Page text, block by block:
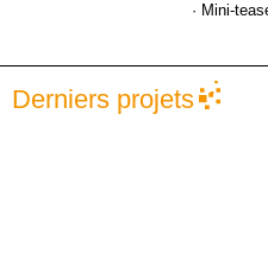
· Mini-
Derniers projets